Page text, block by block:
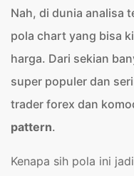
Nah, di dunia analisa
pola chart yang bisa
harga. Dari sekian
super populer dan
trader forex dan
pattern.
Kenapa sih pola ini